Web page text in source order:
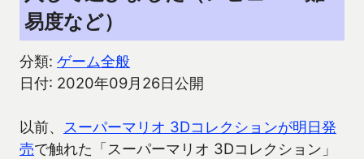
易度など）
分類: ゲーム全般
日付: 2020年09月26日公開
以前、
スーパーマリオ 3Dコレクションが明日発
売で触れた「スーパーマリオ 3Dコレクション」